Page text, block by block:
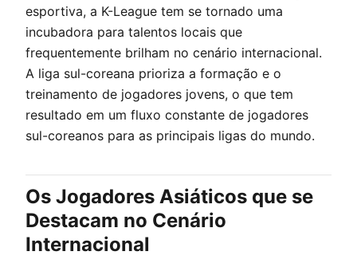
esportiva, a K-League tem se tornado uma
incubadora para talentos locais que
frequentemente brilham no cenário internacional.
A liga sul-coreana prioriza a formação e o
treinamento de jogadores jovens, o que tem
resultado em um fluxo constante de jogadores
sul-coreanos para as principais ligas do mundo.
Os Jogadores Asiáticos que se
Destacam no Cenário
Internacional